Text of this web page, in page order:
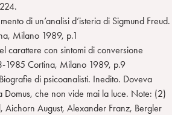
di un’analisi d’isteria di Sigmund Freud.
Milano 1989, p.1
carattere con sintomi di conversione
1985 Cortina, Milano 1989, p.9
di psicoanalisti. Inedito. Doveva
Domus, che non vide mai la luce. Note: (2)
Aichorn August, Alexander Franz, Bergler